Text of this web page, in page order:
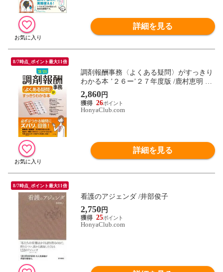
詳細を見る
8/7時点_ポイント最大11倍
調剤報酬事務〈よくある疑問〉がすっきり
わかる本 ’２６ー’２７年度版 /鹿村恵明 上
村直樹 花島邦彦
2,860円
26
HonyaClub.com
詳細を見る
8/7時点_ポイント最大11倍
看護のアジェンダ /井部俊子
2,750円
25
HonyaClub.com